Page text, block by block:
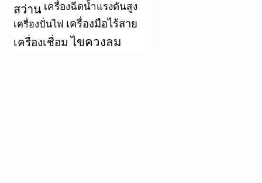
สว่าน เครื่องฉีดน้ำแรงดันสูง
เครื่องปั่นไฟ เครื่องมือไร้สาย
เครื่องเชื่อม ไขควงลม